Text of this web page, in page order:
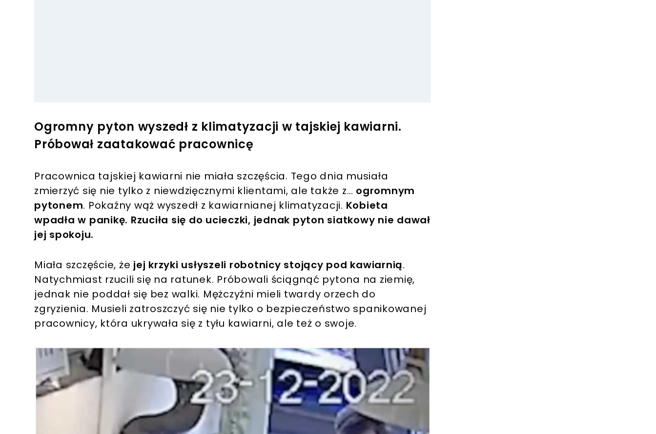
Ogromny pyton wyszedł z klimatyzacji w tajskiej kawiarni.
Próbował zaatakować pracownicę
Pracownica tajskiej kawiarni nie miała szczęścia. Tego dnia musiała
zmierzyć się nie tylko z niewdzięcznymi klientami, ale także z… ogromnym
pytonem. Pokaźny wąż wyszedł z kawiarnianej klimatyzacji. Kobieta
wpadła w panikę. Rzuciła się do ucieczki, jednak pyton siatkowy nie dawał
jej spokoju.
Miała szczęście, że jej krzyki usłyszeli robotnicy stojący pod kawiarnią.
Natychmiast rzucili się na ratunek. Próbowali ściągnąć pytona na ziemię,
jednak nie poddał się bez walki. Mężczyźni mieli twardy orzech do
zgryzienia. Musieli zatroszczyć się nie tylko o bezpieczeństwo spanikowanej
pracownicy, która ukrywała się z tyłu kawiarni, ale też o swoje.